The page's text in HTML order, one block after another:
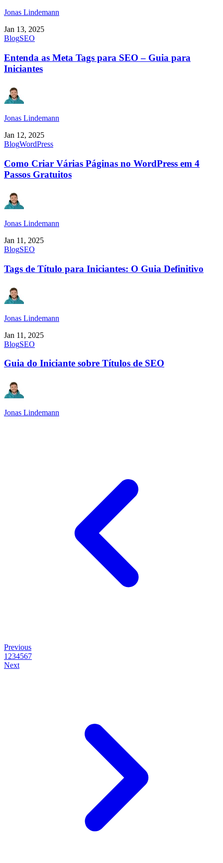
Jonas Lindemann
Jan 13, 2025
BlogSEO
Entenda as Meta Tags para SEO – Guia para
Iniciantes
Jonas Lindemann
Jan 12, 2025
BlogWordPress
Como Criar Várias Páginas no WordPress em 4
Passos Gratuitos
Jonas Lindemann
Jan 11, 2025
BlogSEO
Tags de Título para Iniciantes: O Guia Definitivo
Jonas Lindemann
Jan 11, 2025
BlogSEO
Guia do Iniciante sobre Títulos de SEO
Jonas Lindemann
Previous
1 234567
Next